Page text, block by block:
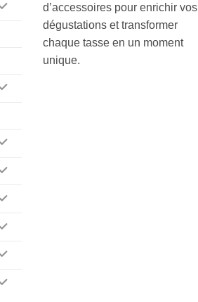
d’accessoires pour enrichir vos
dégustations et transformer
chaque tasse en un moment
unique.